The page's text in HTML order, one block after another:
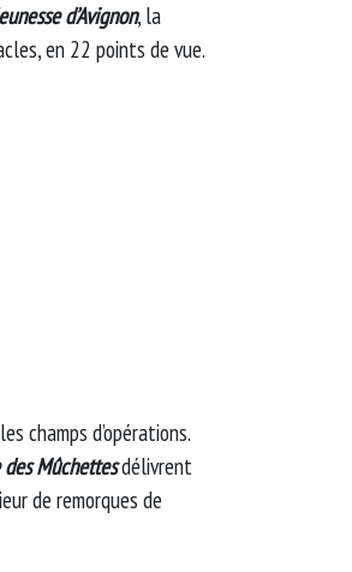
d’Avignon, la
en 22 points de vue.
champs d’opérations.
Mûchettesdélivrent
de remorques de